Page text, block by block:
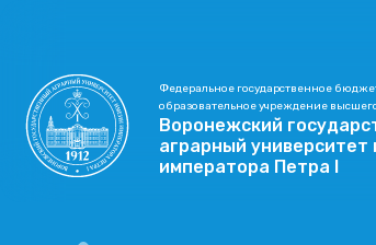
Федеральное государственное
образовательное учреждение
Воронежский
аграрный университет
императора Петра I